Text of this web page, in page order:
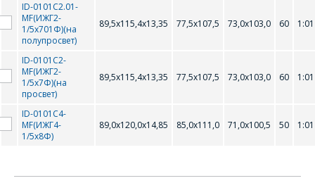
ID-0101С2.01-
MF(ИЖГ2-
1/5х701Ф)(на
полупросвет)
89,5х115,4х13,35 77,5х107,5 73,0х103,0 60 1:01
ID-0101С2-
MF(ИЖГ2-
1/5х7Ф)(на
просвет)
89,5х115,4х13,35 77,5х107,5 73,0х103,0 60 1:01
ID-0101С4-
MF(ИЖГ4-
1/5х8Ф)
89,0х120,0х14,85 85,0х111,0 71,0х100,5 50 1:01
Форма предназначена
лицам
ЗАДАТЬ ВОПРОС
СОТРУДНИКИ
ОТВЕТЯТ НА
ВОПРОСЫ